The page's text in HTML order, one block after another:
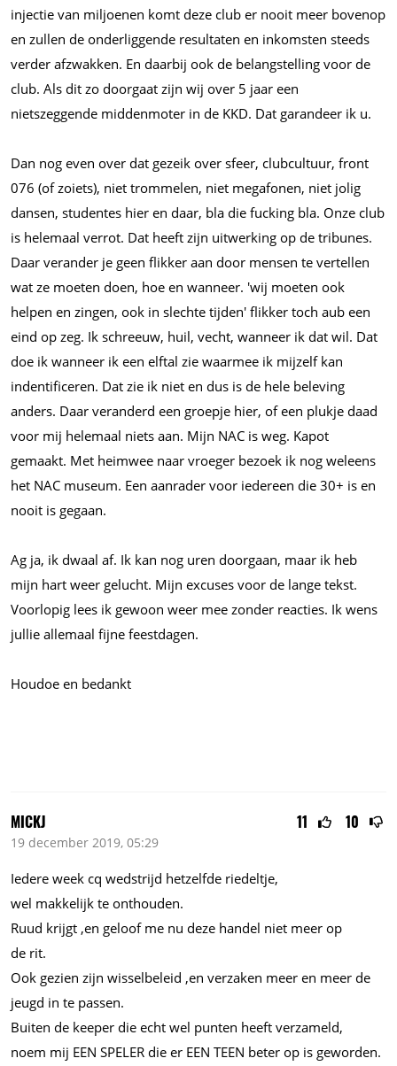
injectie van miljoenen komt deze club er nooit meer bovenop
en zullen de onderliggende resultaten en inkomsten steeds
verder afzwakken. En daarbij ook de belangstelling voor de
club. Als dit zo doorgaat zijn wij over 5 jaar een
nietszeggende middenmoter in de KKD. Dat garandeer ik u.
Dan nog even over dat gezeik over sfeer, clubcultuur, front
076 (of zoiets), niet trommelen, niet megafonen, niet jolig
dansen, studentes hier en daar, bla die fucking bla. Onze club
is helemaal verrot. Dat heeft zijn uitwerking op de tribunes.
Daar verander je geen flikker aan door mensen te vertellen
wat ze moeten doen, hoe en wanneer. 'wij moeten ook
helpen en zingen, ook in slechte tijden' flikker toch aub een
eind op zeg. Ik schreeuw, huil, vecht, wanneer ik dat wil. Dat
doe ik wanneer ik een elftal zie waarmee ik mijzelf kan
indentificeren. Dat zie ik niet en dus is de hele beleving
anders. Daar veranderd een groepje hier, of een plukje daad
voor mij helemaal niets aan. Mijn NAC is weg. Kapot
gemaakt. Met heimwee naar vroeger bezoek ik nog weleens
het NAC museum. Een aanrader voor iedereen die 30+ is en
nooit is gegaan.
Ag ja, ik dwaal af. Ik kan nog uren doorgaan, maar ik heb
mijn hart weer gelucht. Mijn excuses voor de lange tekst.
Voorlopig lees ik gewoon weer mee zonder reacties. Ik wens
jullie allemaal fijne feestdagen.
Houdoe en bedankt
11 10
MICKJ
19 december 2019, 05:29
Iedere week cq wedstrijd hetzelfde riedeltje,
wel makkelijk te onthouden.
Ruud krijgt ,en geloof me nu deze handel niet meer op
de rit.
Ook gezien zijn wisselbeleid ,en verzaken meer en meer de
jeugd in te passen.
Buiten de keeper die echt wel punten heeft verzameld,
noem mij EEN SPELER die er EEN TEEN beter op is geworden.